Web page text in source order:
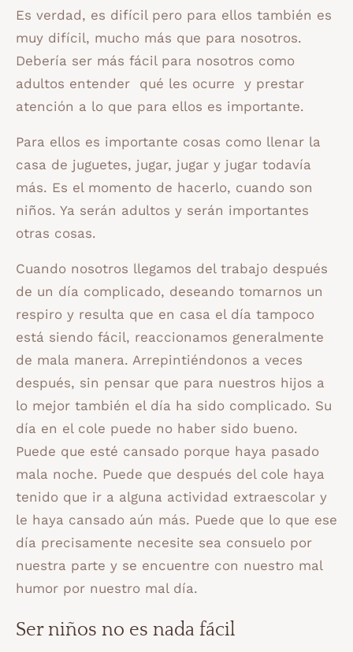
Es verdad, es difícil pero para ellos también es
muy difícil, mucho más que para nosotros.
Debería ser más fácil para nosotros como
adultos entender qué les ocurre y prestar
atención a lo que para ellos es importante.
Para ellos es importante cosas como llenar la
casa de juguetes, jugar, jugar y jugar todavía
más. Es el momento de hacerlo, cuando son
niños. Ya serán adultos y serán importantes
otras cosas.
Cuando nosotros llegamos del trabajo después
de un día complicado, deseando tomarnos un
respiro y resulta que en casa el día tampoco
está siendo fácil, reaccionamos generalmente
de mala manera. Arrepintiéndonos a veces
después, sin pensar que para nuestros hijos a
lo mejor también el día ha sido complicado. Su
día en el cole puede no haber sido bueno.
Puede que esté cansado porque haya pasado
mala noche. Puede que después del cole haya
tenido que ir a alguna actividad extraescolar y
le haya cansado aún más. Puede que lo que ese
día precisamente necesite sea consuelo por
nuestra parte y se encuentre con nuestro mal
humor por nuestro mal día.
Ser niños no es nada fácil